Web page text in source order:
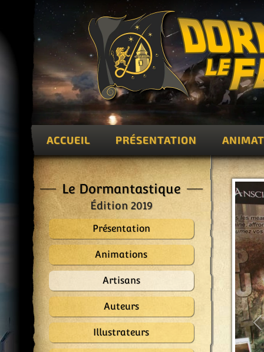
ACCUEIL PRÉSENTATION
Le Dormantastique
Édition 2019
Présentation
Animations
Artisans
Auteurs
Illustrateurs